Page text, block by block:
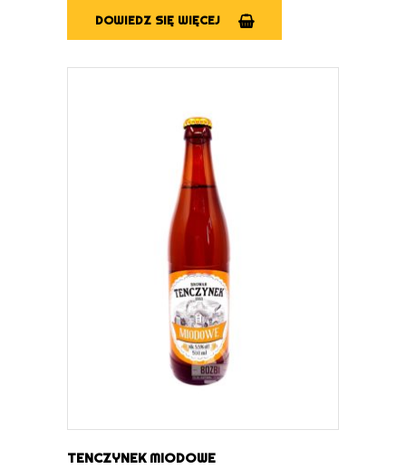
DOWIEDZ SIĘ WIĘCEJ
DOWIEDZ SIĘ WIĘCEJ
TENCZYNEK MIODOWE